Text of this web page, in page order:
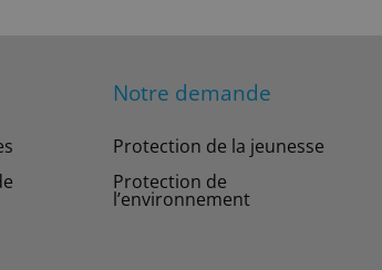
Notre demande
Protection de la jeunesse
Protection de
l’environnement